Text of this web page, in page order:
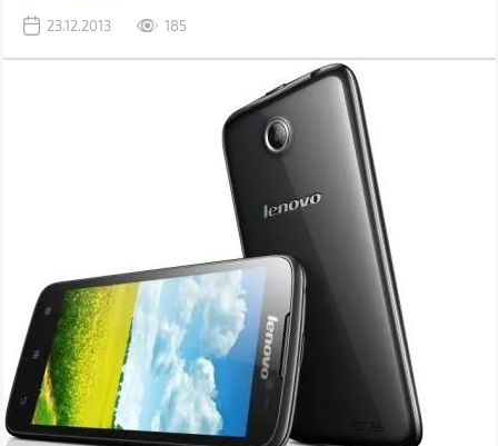
23.12.2013 185